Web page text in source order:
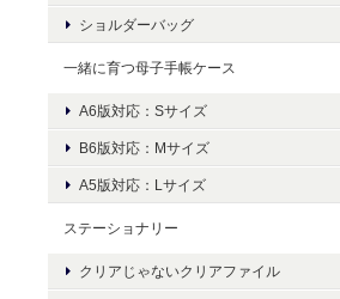
ショルダーバッグ
一緒に育つ母子手帳ケース
A6版対応：Sサイズ
B6版対応：Mサイズ
A5版対応：Lサイズ
ステーショナリー
クリアじゃないクリアファイル